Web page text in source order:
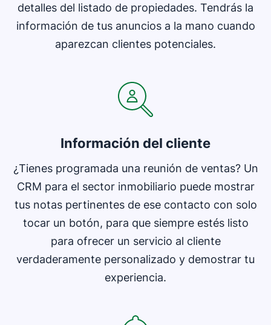
detalles del listado de propiedades. Tendrás la
información de tus anuncios a la mano cuando
aparezcan clientes potenciales.
Información del cliente
¿Tienes programada una reunión de ventas? Un
CRM para el sector inmobiliario puede mostrar
tus notas pertinentes de ese contacto con solo
tocar un botón, para que siempre estés listo
para ofrecer un servicio al cliente
verdaderamente personalizado y demostrar tu
experiencia.